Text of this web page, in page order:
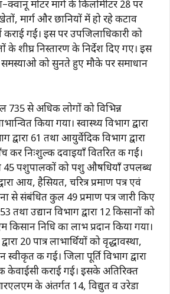
मोटर मार्ग के किलोमीटर 28 पर
मार्ग और छानियों में हो रहे कटाव
गईं। इस पर उपजिलाधिकारी को
शीघ्र निस्तारण के निर्देश दिए गए। इस
समस्याओ को सुनते हुए मौके पर समाधान
735 से अधिक लोगों को विभिन्न
किया गया। स्वास्थ्य विभाग द्वारा
द्वारा 61 तथा आयुर्वेदिक विभाग द्वारा
कर निःशुल्क दवाइयाँ वितरित की गईं।
45 पशुपालकों को पशु औषधियाँ उपलब्ध
आय, हैसियत, चरित्र प्रमाण पत्र एवं
से संबंधित कुल 49 प्रमाण पत्र जारी किए
तथा उद्यान विभाग द्वारा 12 किसानों को
किसान निधि का लाभ प्रदान किया गया।
20 पात्र लाभार्थियों को वृद्धावस्था,
की गई। जिला पूर्ति विभाग द्वारा
केवाईसी कराई गई। इसके अतिरिक्त
के अंतर्गत 14, विद्युत व उरेडा